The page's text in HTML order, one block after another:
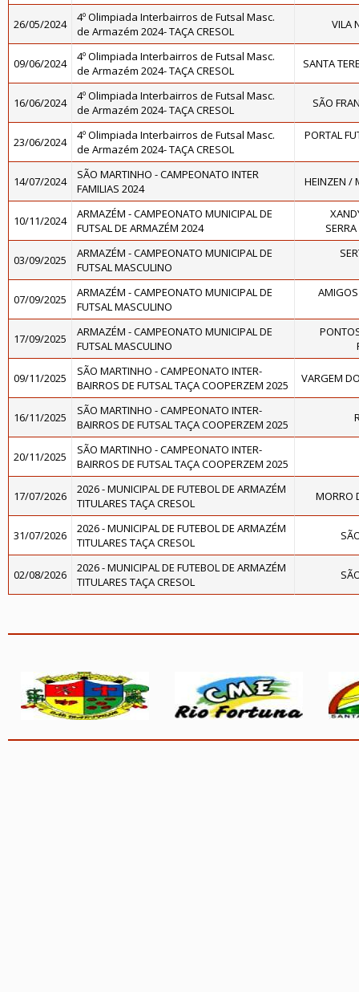
26/05/2024
4º Olimpiada Interbairros de Futsal Masc.
de Armazém 2024- TAÇA CRESOL
VILA
09/06/2024
4º Olimpiada Interbairros de Futsal Masc.
de Armazém 2024- TAÇA CRESOL
SANTA
16/06/2024
4º Olimpiada Interbairros de Futsal Masc.
de Armazém 2024- TAÇA CRESOL
SÃO
23/06/2024
4º Olimpiada Interbairros de Futsal Masc.
de Armazém 2024- TAÇA CRESOL
PORTAL
14/07/2024
SÃO MARTINHO - CAMPEONATO INTER
FAMILIAS 2024
HEINZEN /
10/11/2024
ARMAZÉM - CAMPEONATO MUNICIPAL DE
FUTSAL DE ARMAZÉM 2024
03/09/2025
ARMAZÉM - CAMPEONATO MUNICIPAL DE
FUTSAL MASCULINO
07/09/2025
ARMAZÉM - CAMPEONATO MUNICIPAL DE
FUTSAL MASCULINO
17/09/2025
ARMAZÉM - CAMPEONATO MUNICIPAL DE
FUTSAL MASCULINO
09/11/2025
SÃO MARTINHO - CAMPEONATO INTER-
BAIRROS DE FUTSAL TAÇA COOPERZEM 2025
VARGEM
16/11/2025
SÃO MARTINHO - CAMPEONATO INTER-
BAIRROS DE FUTSAL TAÇA COOPERZEM 2025
20/11/2025
SÃO MARTINHO - CAMPEONATO INTER-
BAIRROS DE FUTSAL TAÇA COOPERZEM 2025
17/07/2026
2026 - MUNICIPAL DE FUTEBOL DE ARMAZÉM
TITULARES TAÇA CRESOL
MORRO
31/07/2026
2026 - MUNICIPAL DE FUTEBOL DE ARMAZÉM
TITULARES TAÇA CRESOL
02/08/2026
2026 - MUNICIPAL DE FUTEBOL DE ARMAZÉM
TITULARES TAÇA CRESOL